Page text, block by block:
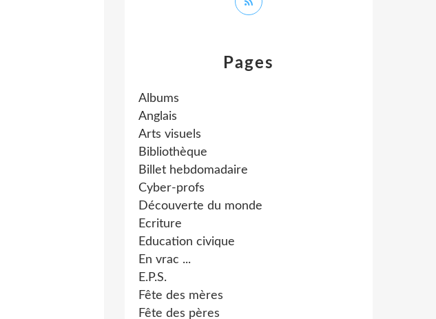
Pages
Albums
Anglais
Arts visuels
Bibliothèque
Billet hebdomadaire
Cyber-profs
Découverte du monde
Ecriture
Education civique
En vrac ...
E.P.S.
Fête des mères
Fête des pères